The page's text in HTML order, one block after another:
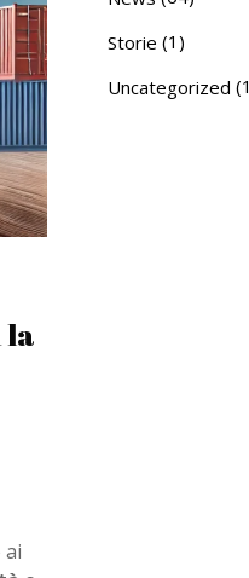
la
ai
Storie (1)
Uncategorized